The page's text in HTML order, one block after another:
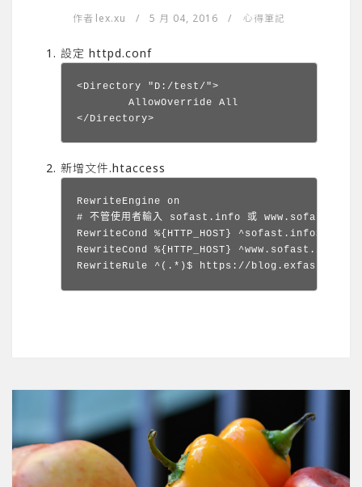
作者 lex.xu / 5 月 04, 2016 / 心得筆記
設定 httpd.conf
<Directory "D:/test/">
        AllowOverride All
</Directory>
新增文件.htaccess
RewriteEngine on
# 不管使用者輸入 sofast.info 或 www.sofast.info
RewriteCond %{HTTP_HOST} ^sofast.info$ [OR]
RewriteCond %{HTTP_HOST} ^www.sofast.info$
RewriteRule ^(.*)$ https://blog.exfast.me/$1